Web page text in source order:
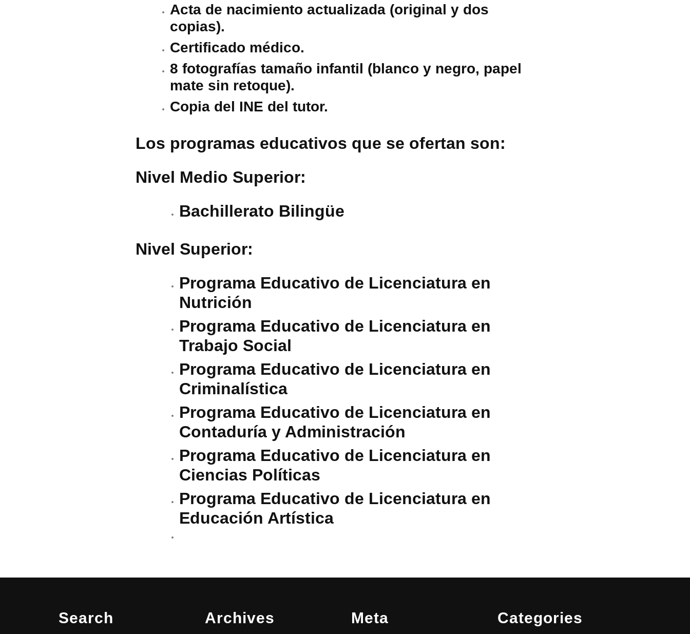
Acta de nacimiento actualizada (original y dos
copias).
Certificado médico.
8 fotografías tamaño infantil (blanco y negro, papel
mate sin retoque).
Copia del INE del tutor.
Los programas educativos que se ofertan son:
Nivel Medio Superior:
Bachillerato Bilingüe
Nivel Superior:
Programa Educativo de Licenciatura en
Nutrición
Programa Educativo de Licenciatura en
Trabajo Social
Programa Educativo de Licenciatura en
Criminalística
Programa Educativo de Licenciatura en
Contaduría y Administración
Programa Educativo de Licenciatura en
Ciencias Políticas
Programa Educativo de Licenciatura en
Educación Artística
Search Archives Meta Categories